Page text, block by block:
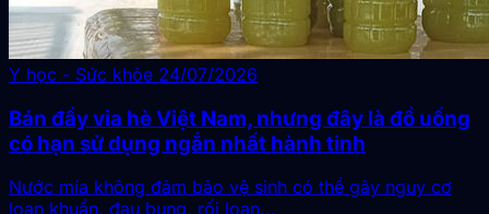
Y học - Sức khỏe 24/07/2026
Bán đầy vỉa hè Việt Nam, nhưng đây là đồ uống
có hạn sử dụng ngắn nhất hành tinh
Nước mía không đảm bảo vệ sinh có thể gây nguy cơ
loạn khuẩn, đau bụng, rối loạn...